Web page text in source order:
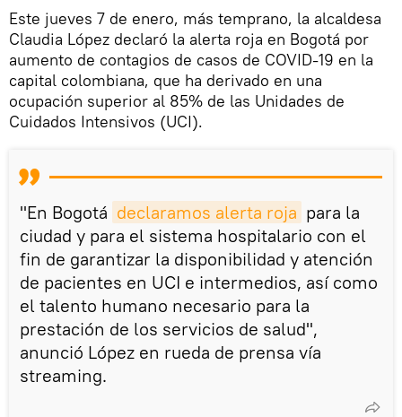
Este jueves 7 de enero, más temprano, la alcaldesa
Claudia López declaró la alerta roja en Bogotá por
aumento de contagios de casos de COVID-19 en la
capital colombiana, que ha derivado en una
ocupación superior al 85% de las Unidades de
Cuidados Intensivos (UCI).
"En Bogotá declaramos alerta roja para la
ciudad y para el sistema hospitalario con el
fin de garantizar la disponibilidad y atención
de pacientes en UCI e intermedios, así como
el talento humano necesario para la
prestación de los servicios de salud",
anunció López en rueda de prensa vía
streaming.